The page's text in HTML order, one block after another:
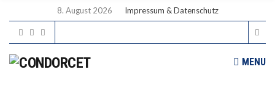
8. August 2026 Impressum & Datenschutz
MENU
2’529 UNTERSCHRIFTEN FÜR «KEINE DIGITALEN GERÄTE IN DEN ERSTEN VIER PRIMARSCHULJAHREN» EINGEREICHT